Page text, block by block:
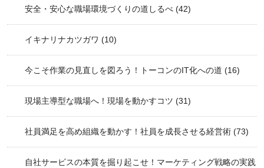
安全・安心な職場環境づくりの道しるべ (42)
イキナリナカツガワ (10)
今こそ作業の見直しを図ろう！トーコンのIT化への道 (16)
現場主導型な職場へ！現場を動かすコツ (31)
社員満足を高め組織を動かす！社員を成長させる経営術 (73)
自社サービスの本質を掘り起こせ！マーケティング戦略の実践